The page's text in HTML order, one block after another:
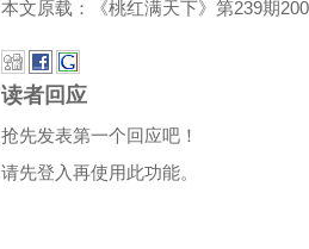
本文原载：《桃红满天下》第239期
读者回应
抢先发表第一个回应吧！
请先登入再使用此功能。